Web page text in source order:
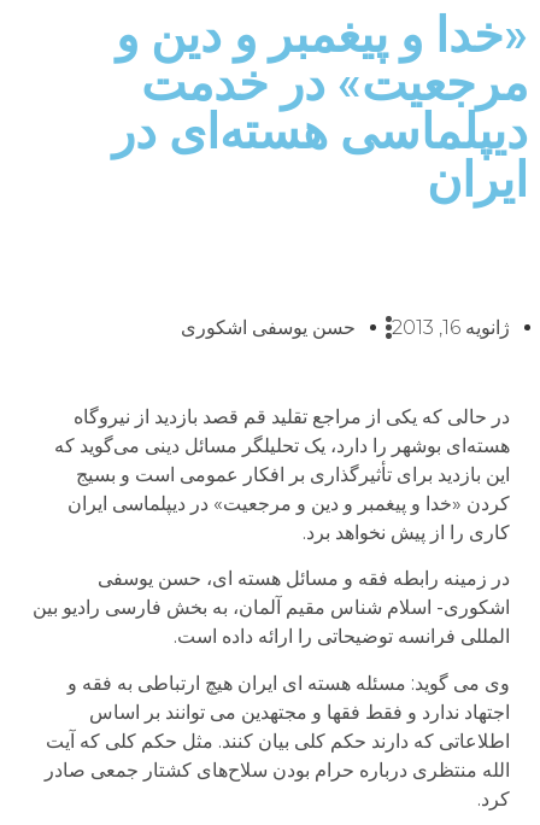
«خدا و پیغمبر و دین و
مرجعیت» در خدمت
دیپلماسی هسته‌ای در
ایران
ژانویه 16, 2013 حسن یوسفی اشکوری
در حالی که یکی از مراجع تقلید قم قصد بازدید از نیروگاه
هسته‌ای بوشهر را دارد، یک تحلیلگر مسائل دینی می‌گوید که
این بازدید برای تأثیرگذاری بر افکار عمومی است و بسیج
کردن «خدا و پیغمبر و دین و مرجعیت» در دیپلماسی ایران
کاری را از پیش نخواهد برد.
در زمینه رابطه فقه و مسائل هسته ای، حسن یوسفی
اشکوری- اسلام شناس مقیم آلمان، به بخش فارسی رادیو بین
المللی فرانسه توضیحاتی را ارائه داده است.
وی می گوید: مسئله هسته ای ایران هیچ ارتباطی به فقه و
اجتهاد ندارد و فقط فقها و مجتهدین می توانند بر اساس
اطلاعاتی که دارند حکم کلی بیان کنند. مثل حکم کلی‌ که آیت
الله منتظری درباره حرام بودن سلاح‌های کشتار جمعی صادر
کرد.